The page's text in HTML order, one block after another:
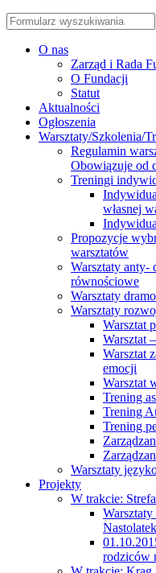
O nas
Zarząd i Rada
O Fundacji
Statut
Aktualności
Ogłoszenia
Warsztaty/Szkolenia/
Regulamin
Obowiązuje od
Treningi
własnej
Propozycje
warsztatów
Warsztaty anty-
równościowe
Warsztaty
Warsztaty
Warsztat
Warsztat
Warsztat
emocji
Warsztat
Trening
Trening
Trening
Warsztaty
Projekty
W trakcie:
rodziców